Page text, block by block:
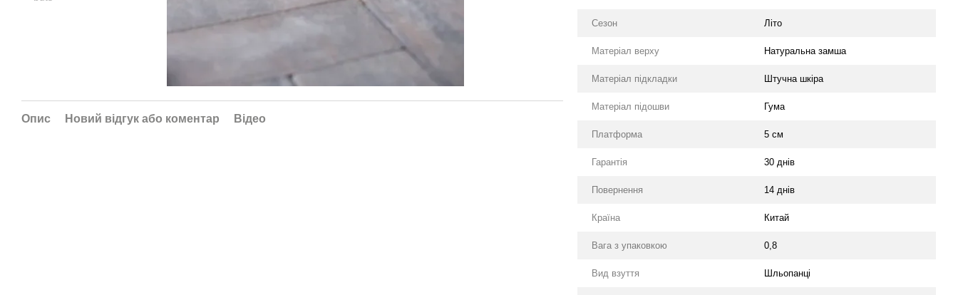
Опис Новий відгук або коментар Відео
Сезон Літо
Матеріал верху Натуральна замша
Матеріал підкладки Штучна шкіра
Матеріал підошви Гума
Платформа 5 см
Гарантія 30 днів
Повернення 14 днів
Країна Китай
Вага з упаковкою 0,8
Вид взуття Шльопанці